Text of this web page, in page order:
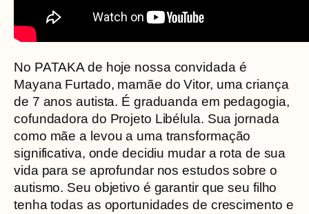
No PATAKA de hoje nossa convidada é
Mayana Furtado, mamãe do Vitor, uma criança
de 7 anos autista. É graduanda em pedagogia,
cofundadora do Projeto Libélula. Sua jornada
como mãe a levou a uma transformação
significativa, onde decidiu mudar a rota de sua
vida para se aprofundar nos estudos sobre o
autismo. Seu objetivo é garantir que seu filho
tenha todas as oportunidades de crescimento e